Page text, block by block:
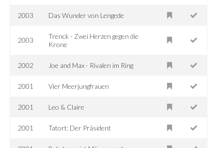
2003 Das Wunder von Lengede
2003
Trenck - Zwei Herzen gegen die
Krone
2002 Joe and Max - Rivalen im Ring
2001 Vier Meerjungfrauen
2001 Leo & Claire
2001 Tatort: Der Präsident